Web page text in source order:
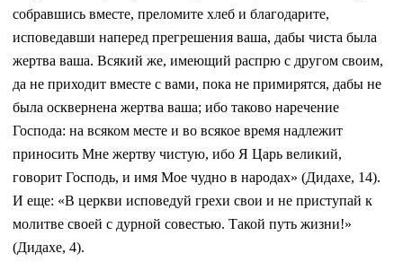
собравшись вместе, преломите хлеб и благодарите,
исповедавши наперед прегрешения ваша, дабы чиста была
жертва ваша. Всякий же, имеющий распрю с другом своим,
да не приходит вместе с вами, пока не примирятся, дабы не
была осквернена жертва ваша; ибо таково наречение
Господа: на всяком месте и во всякое время надлежит
приносить Мне жертву чистую, ибо Я Царь великий,
говорит Господь, и имя Мое чудно в народах» (Дидахе, 14).
И еще: «В церкви исповедуй грехи свои и не приступай к
молитве своей с дурной совестью. Такой путь жизни!»
(Дидахе, 4).